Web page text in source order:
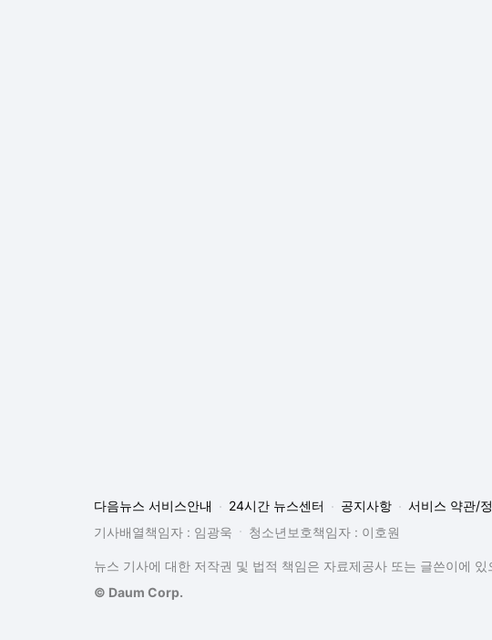
다음뉴스 서비스안내 24시간 뉴스센터 공지사항
서비스 약관/
기사배열책임자 : 임광욱
청소년보호책임자 : 이호원
뉴스 기사에 대한 저작권 및 법적 책임은 자료제공사 또는 글쓴이에
© Daum Corp.